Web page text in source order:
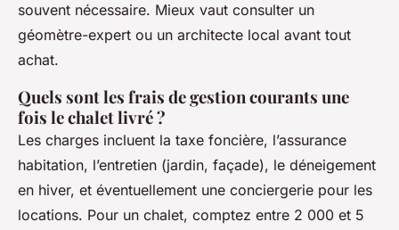
souvent nécessaire. Mieux vaut consulter un
géomètre-expert ou un architecte local avant tout
achat.
Quels sont les frais de gestion courants une
fois le chalet livré ?
Les charges incluent la taxe foncière, l’assurance
habitation, l’entretien (jardin, façade), le déneigement
en hiver, et éventuellement une conciergerie pour les
locations. Pour un chalet, comptez entre 2 000 et 5